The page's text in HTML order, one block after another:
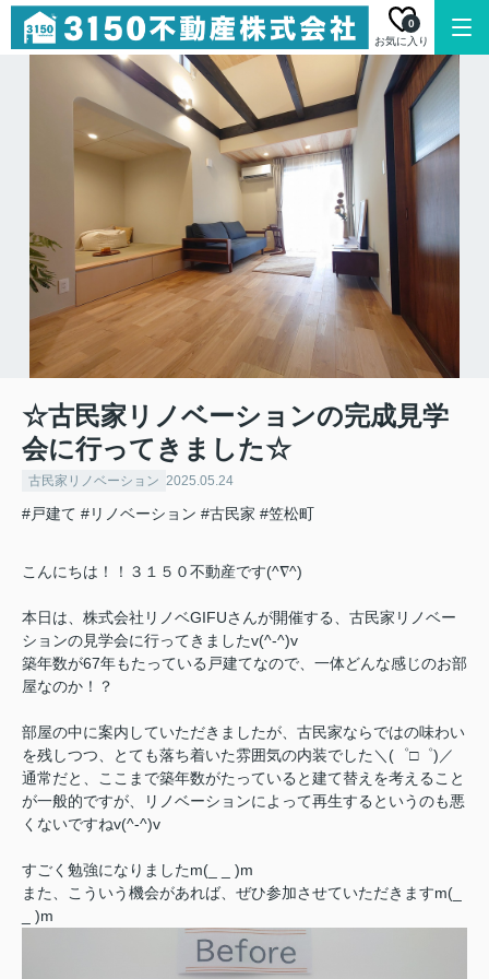
お気に入り
0
☆古民家リノベーションの完成見学
会に行ってきました☆
古民家リノベーション 2025.05.24
#戸建て #リノベーション #古民家 #笠松町
こんにちは！！３１５０不動産です(^∇^)
本日は、株式会社リノベGIFUさんが開催する、古民家リノベー
ションの見学会に行ってきましたv(^-^)v
築年数が67年もたっている戸建てなので、一体どんな感じのお部
屋なのか！？
部屋の中に案内していただきましたが、古民家ならではの味わい
を残しつつ、とても落ち着いた雰囲気の内装でした＼(゜□゜)／
通常だと、ここまで築年数がたっていると建て替えを考えること
が一般的ですが、リノベーションによって再生するというのも悪
くないですねv(^-^)v
すごく勉強になりましたm(_ _ )m
また、こういう機会があれば、ぜひ参加させていただきますm(_
_ )m